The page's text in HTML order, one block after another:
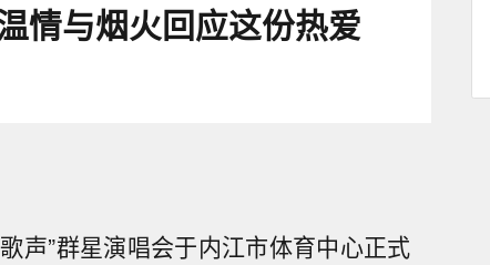
情与烟火回应这份热爱
声”群星演唱会于内江市体育中心正式